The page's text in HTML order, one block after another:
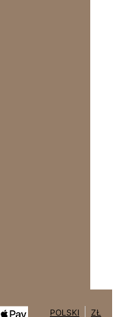
POLSKI ZŁ